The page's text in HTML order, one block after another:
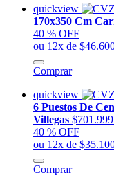
quickview
170x350 Cm
40 % OFF
ou 12x de
Comprar
quickview
6 Puestos De
Villegas $701.999
40 % OFF
ou 12x de
Comprar